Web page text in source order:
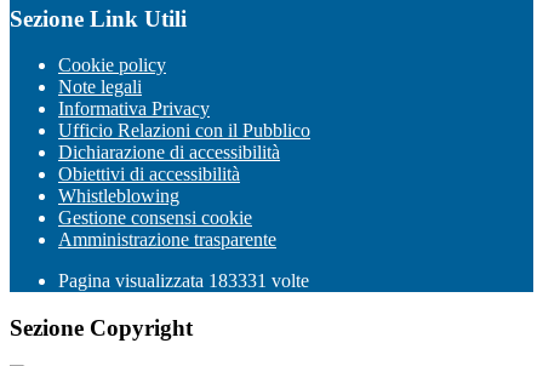
Sezione Link Utili
Cookie policy
Note legali
Informativa Privacy
Ufficio Relazioni con il Pubblico
Dichiarazione di accessibilità
Obiettivi di accessibilità
Whistleblowing
Gestione consensi cookie
Amministrazione trasparente
Pagina visualizzata 183331 volte
Sezione Copyright